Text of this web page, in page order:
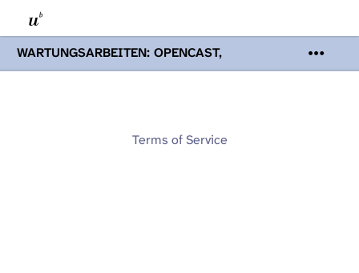
WARTUNGSARBEITEN: OPENCAST,
PODCASTS & TOBIRA
Mi 19. August
Opencast-Videos und Tobira nicht zur
Terms of Service